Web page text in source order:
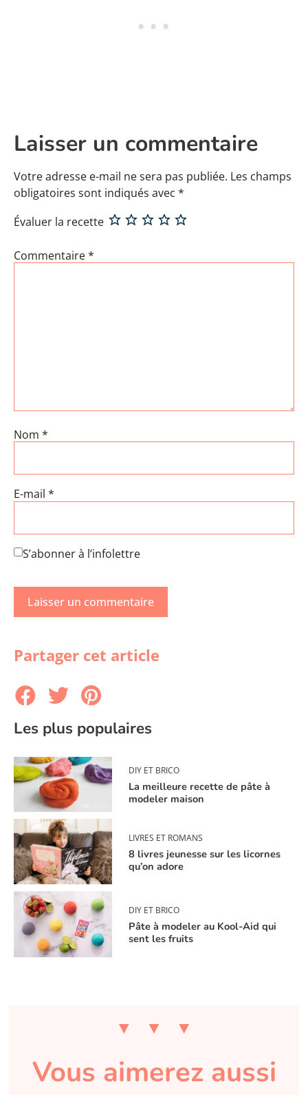
Laisser un commentaire
Votre adresse e-mail ne sera pas publiée. Les champs
obligatoires sont indiqués avec *
Évaluer la recette
Commentaire*
Nom *
E-mail *
S’abonner à l’infolettre
Partager cet article
Les plus populaires
DIY ET BRICO
La meilleure recette de pâte à
modeler maison
LIVRES ET ROMANS
8 livres jeunesse sur les licornes
qu’on adore
DIY ET BRICO
Pâte à modeler au Kool-Aid qui
sent les fruits
Vous aimerez aussi